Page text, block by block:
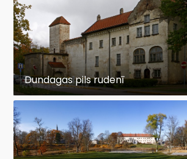
Dundagas pils rudenī